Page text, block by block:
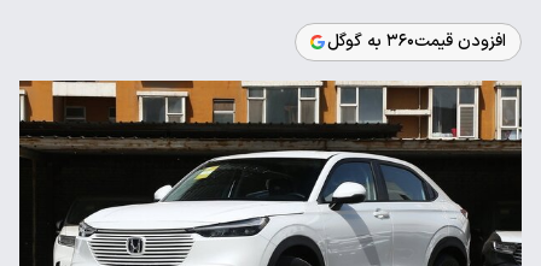
افزودن قیمت۳۶۰ به گوگل